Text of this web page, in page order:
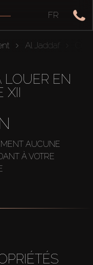
FR
Al Jaddaf
LOUER EN
XII
AUCUNE
À VOTRE